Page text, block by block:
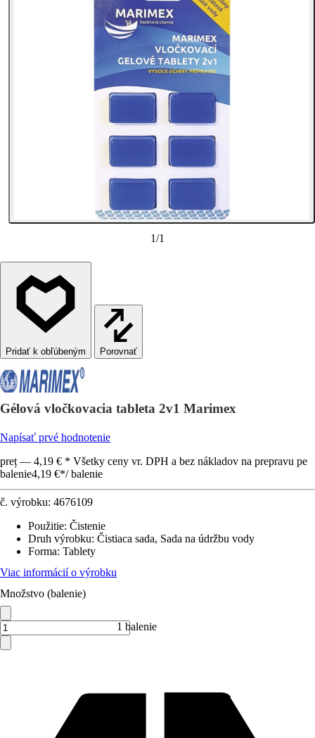
1/1
Porovnať
Gélová vločkovacia tableta 2v1 Marimex
Napísať prvé hodnotenie
preț — 4,19 € * Všetky ceny vr. DPH a bez nákladov na prepravu pe
balenie4,19 €*/ balenie
č. výrobku: 4676109
Použitie: Čistenie
Druh výrobku: Čistiaca sada, Sada na údržbu vody
Forma: Tablety
Viac informácií o výrobku
Množstvo (balenie)
1 balenie